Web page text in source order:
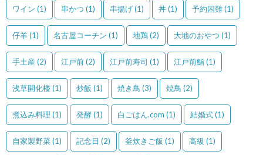
ワイン (1) 串かつ (1) 串揚げ(1) 丼(1) 予約困難(1)
仔羊(1) 名古屋コーチン (1) 地鶏(2) 大地のおやつ (1)
手土産 (2) 江戸前(2) 江戸前寿司 (1) 江戸前鮨(1)
浅草開化楼(1) 炒飯 (1) 焼き鳥 (3) 焼鳥 (2)
煮込み料理 (1) 発酵(1) 白ごはん.com (1) 結婚式(1)
自家製野菜(1) 記念日 (2) 釜炊きご飯 (1) 高級 (1)